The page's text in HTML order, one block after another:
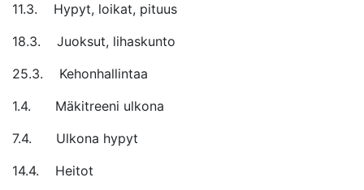
11.3. Hypyt, loikat, pituus
18.3. Juoksut, lihaskunto
25.3. Kehonhallintaa
1.4. Mäkitreeni ulkona
7.4. Ulkona hypyt
14.4. Heitot